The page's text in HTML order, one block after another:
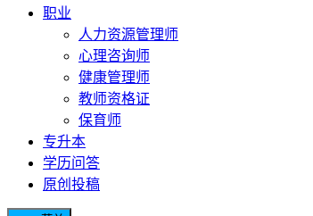
职业
人力资源管理师
心理咨询师
健康管理师
教师资格证
保育师
专升本
学历问答
原创投稿